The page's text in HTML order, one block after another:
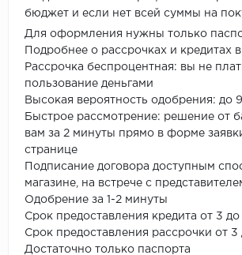
бюджет и если нет всей суммы на
Для оформления нужны только
Подробнее о рассрочках и кредитах
Рассрочка беспроцентная: вы не
пользование деньгами
Высокая вероятность одобрения: до
Быстрое рассмотрение: решение от
вам за 2 минуты прямо в форме
странице
Подписание договора доступным
магазине, на встрече с
Одобрение за 1-2 минуты
Срок предоставления кредита от 3
Срок предоставления рассрочки от 3
Достаточно только паспорта